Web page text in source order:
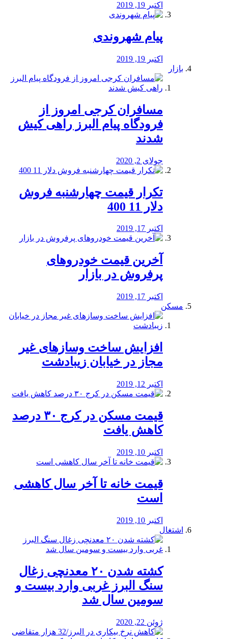
اکتبر 19, 2019
پیام شهروندی
اکتبر 19, 2019
بازار
مسافران کرجی امروز از
فرودگاه پیام البرز راهی کیش
شدند
جولای 2, 2020
تکرار قیمت چهارشنبه فروش
دلار 11 400
اکتبر 17, 2019
آخرین قیمت خودرو‌های
پرفروش در بازار
اکتبر 17, 2019
مسکن
افزایش ساخت وسازهای غیر
مجاز در خیابان زیبادشت
اکتبر 12, 2019
️قیمت مسکن در کرج ۳۰ درصد
کاهش یافت
اکتبر 10, 2019
قیمت خانه تا آخر سال کاهشی
است
اکتبر 10, 2019
اشتغال
کشته شدن ۲۰ معدنچی زغال
سنگ البرز غربی وارد بیست و
سومین سال شد
ژوئن 22, 2020